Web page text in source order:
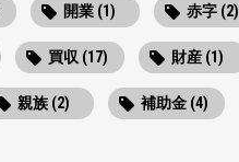
開業 (1) 赤字 (2)
買収 (17) 財産 (1)
親族 (2) 補助金 (4)